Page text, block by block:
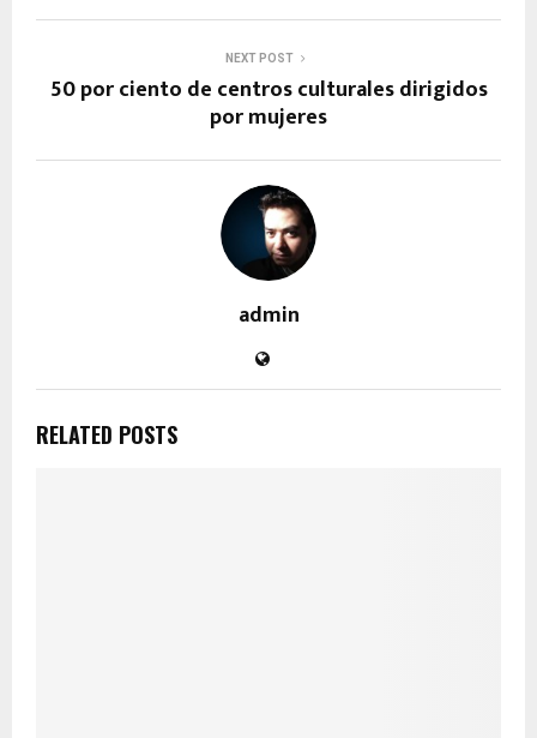
NEXT POST
50 por ciento de centros culturales dirigidos
por mujeres
admin
RELATED POSTS